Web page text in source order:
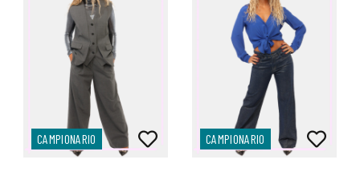
CAMPIONARIO CAMPIONARIO